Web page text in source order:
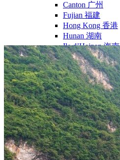
Canton 广州
Fujian 福建
Hong Kong 香港
Hunan 湖南
Ile d’Hainan 海南
Macao 澳门
Taïwan 台湾
Shenzhen
Sud Ouest
Chongqing 重庆
Guangxi 广西
Guizhou 贵州
Hubei
Sichuan 四川
Tibet 西藏
Yunnan 云南